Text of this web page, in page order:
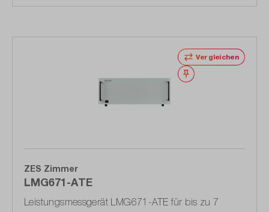
Vergleichen
Merken
ZES Zimmer
LMG671-ATE
Leistungsmessgerät LMG671-ATE für bis zu 7